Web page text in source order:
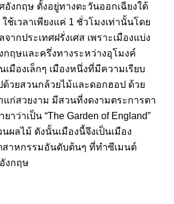
อังกฤษ ตั้งอยู่ทางตะวันออกเฉียงใต้
ช้เวลาเพียงแค่ 1 ชั่วโมงเท่านั้นโดย
ากประเทศฝรั่งเศส เพราะเมืองแบ่ง
ฤษและครึ่งทางระหว่างอุโมงค์
มืองเล็กๆ เมืองหนึ่งที่มีความเรียบ
วยสวนกล้วยไม้และดอกฮอป ด้วย
แก่สวยงาม มีสวนที่งดงามตระการตา
าว่าเป็น “The Garden of England”
ผลไม้ ดังนั้นเมืองนี้จึงเป็นเมือง
สาหกรรมอันดับต้นๆ ที่ทำซีเมนต์
งกฤษ